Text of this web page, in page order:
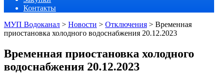
Контакты
МУП Водоканал > Новости > Отключения > Временная
приостановка холодного водоснабжения 20.12.2023
Временная приостановка холодного
водоснабжения 20.12.2023